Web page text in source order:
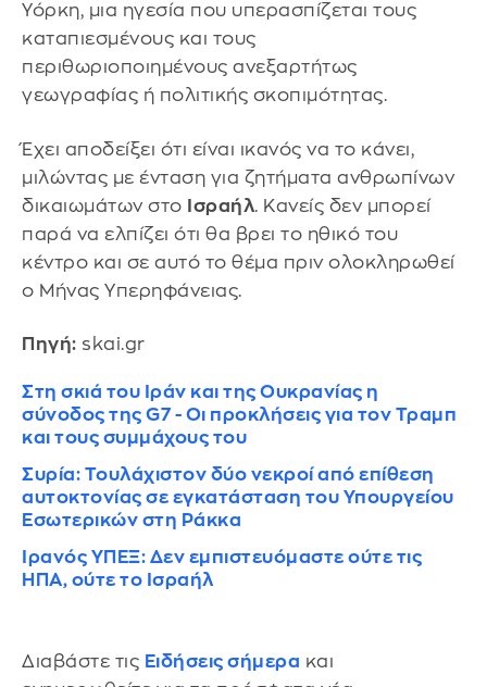
Υόρκη, μια ηγεσία που υπερασπίζεται τους
καταπιεσμένους και τους
περιθωριοποιημένους ανεξαρτήτως
γεωγραφίας ή πολιτικής σκοπιμότητας.
Έχει αποδείξει ότι είναι ικανός να το κάνει,
μιλώντας με ένταση για ζητήματα ανθρωπίνων
δικαιωμάτων στο
Ισραήλ. Κανείς δεν μπορεί
παρά να ελπίζει ότι θα βρει το ηθικό του
κέντρο και σε αυτό το θέμα πριν ολοκληρωθεί
ο Μήνας Υπερηφάνειας.
Πηγή: skai.gr
Στη σκιά του Ιράν και της Ουκρανίας η
σύνοδος της G7 - Οι προκλήσεις για τον Τραμπ
και τους συμμάχους του
Συρία: Τουλάχιστον δύο νεκροί από επίθεση
αυτοκτονίας σε εγκατάσταση του Υπουργείου
Εσωτερικών στη Ράκκα
Ιρανός ΥΠΕΞ: Δεν εμπιστευόμαστε ούτε τις
ΗΠΑ, ούτε το Ισραήλ
Διαβάστε τις Ειδήσεις σήμερα και